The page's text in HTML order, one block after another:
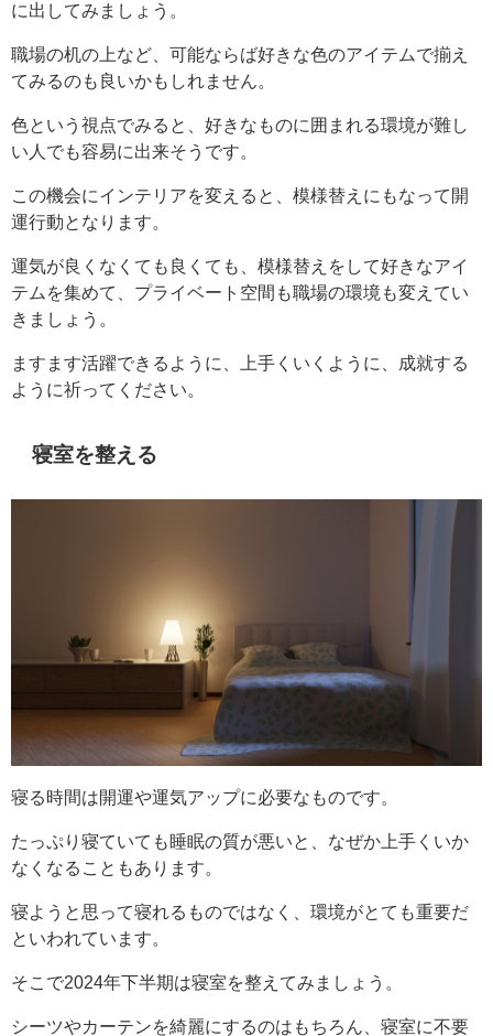
に出してみましょう。
職場の机の上など、可能ならば好きな色のアイテムで揃え
てみるのも良いかもしれません。
色という視点でみると、好きなものに囲まれる環境が難し
い人でも容易に出来そうです。
この機会にインテリアを変えると、模様替えにもなって開
運行動となります。
運気が良くなくても良くても、模様替えをして好きなアイ
テムを集めて、プライベート空間も職場の環境も変えてい
きましょう。
ますます活躍できるように、上手くいくように、成就する
ように祈ってください。
寝室を整える
寝る時間は開運や運気アップに必要なものです。
たっぷり寝ていても睡眠の質が悪いと、なぜか上手くいか
なくなることもあります。
寝ようと思って寝れるものではなく、環境がとても重要だ
といわれています。
そこで2024年下半期は寝室を整えてみましょう。
シーツやカーテンを綺麗にするのはもちろん、寝室に不要